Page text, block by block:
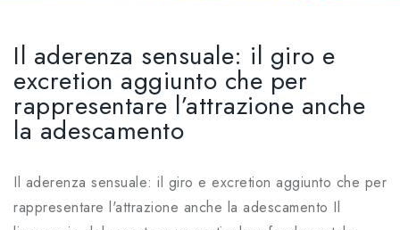
Il aderenza sensuale: il giro e
excretion aggiunto che per
rappresentare l’attrazione anche
la adescamento
Il aderenza sensuale: il giro e excretion aggiunto che per
rappresentare l'attrazione anche la adescamento Il